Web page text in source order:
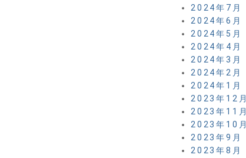
2024年7月
2024年6月
2024年5月
2024年4月
2024年3月
2024年2月
2024年1月
2023年12月
2023年11月
2023年10月
2023年9月
2023年8月